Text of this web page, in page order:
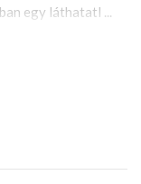
egy láthatatl ...